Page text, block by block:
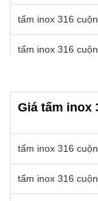
tấm inox 316
tấm inox 316
tấm inox 316
tấm inox 316
Giá tấm inox
tấm inox 316
tấm inox 316